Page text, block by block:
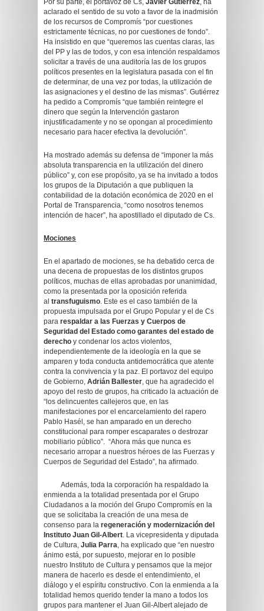
Por su parte, el portavoz de Cs, Javier Gutiérrez, ha
aclarado el sentido de su voto a favor de la inadmisión
de los recursos de Compromís “por cuestiones
estrictamente técnicas, no por cuestiones de fondo”.
Ha insistido en que “queremos las cuentas claras, las
del PP y las de todos, y con esa intención respaldamos
solicitar a través de una auditoría las de los grupos
políticos presentes en la legislatura pasada con el fin
de determinar, de una vez por todas, la utilización de
las asignaciones y el destino de las mismas”. Gutiérrez
ha pedido a Compromís “que también reintegre el
dinero que según la Intervención gastaron
injustificadamente y no se opongan al procedimiento
necesario para hacer efectiva la devolución”.
Ha mostrado además su defensa de “imponer la más
absoluta transparencia en la utilización del dinero
público” y, con ese propósito, ya se ha invitado a todos
los grupos de la Diputación a que publiquen la
contabilidad de la dotación económica de 2020 en el
Portal de Transparencia, “como nosotros tenemos
intención de hacer”, ha apostillado el diputado de Cs.
Mociones
En el apartado de mociones, se ha debatido cerca de
una decena de propuestas de los distintos grupos
políticos, muchas de ellas aprobadas por unanimidad,
como la presentada por la oposición referida
al transfuguismo. Este es el caso también de la
propuesta impulsada por el Grupo Popular y el de Cs
para respaldar a las Fuerzas y Cuerpos de
Seguridad del Estado como garantes del estado de
derecho y condenar los actos violentos,
independientemente de la ideología en la que se
amparen y toda conducta antidemocrática que atente
contra la convivencia y la paz. El portavoz del equipo
de Gobierno, Adrián Ballester, que ha agradecido el
apoyo del resto de grupos, ha criticado la actuación de
“los delincuentes callejeros que, en las
manifestaciones por el encarcelamiento del rapero
Pablo Hasél, se han amparado en un derecho
constitucional para romper escaparates o destrozar
mobiliario público”. “Ahora más que nunca es
necesario arropar a nuestros héroes de las Fuerzas y
Cuerpos de Seguridad del Estado”, ha afirmado.
Además, toda la corporación ha respaldado la
enmienda a la totalidad presentada por el Grupo
Ciudadanos a la moción del Grupo Compromís en la
que se solicitaba la creación de una mesa de
consenso para la regeneración y modernización del
Instituto Juan Gil-Albert. La vicepresidenta y diputada
de Cultura, Julia Parra, ha explicado que “en nuestro
ánimo está, por supuesto, mejorar en lo posible
nuestro Instituto de Cultura y pensamos que la mejor
manera de hacerlo es desde el entendimiento, el
diálogo y el espíritu constructivo. Con la enmienda a la
totalidad hemos querido tender la mano a todos los
grupos para mantener el Juan Gil-Albert alejado de